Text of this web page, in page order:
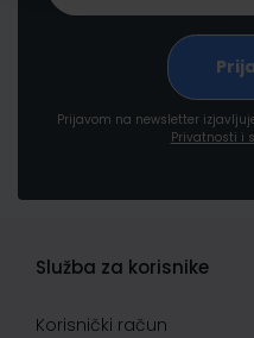
Prijavom na newsletter
Privatnosti i
Služba za korisnike
Korisnički račun